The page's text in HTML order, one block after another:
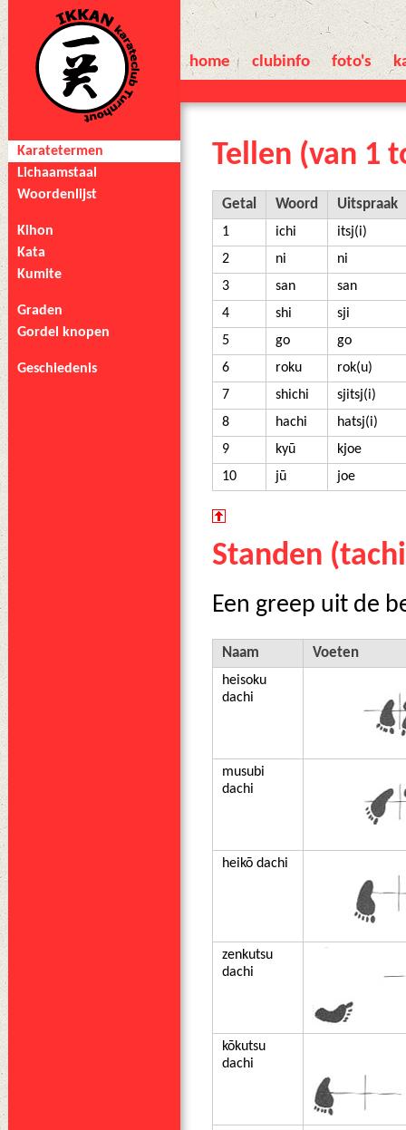
Tellen (van 1
Getal Woord Uitspraak
1 ichi
itsj(i)
2
ni
ni
3
san
san
4
shi
sji
5
go
go
6
roku
rok(u)
7
shichi
sjitsj(i)
8
hachi
hatsj(i)
9
kyū
kjoe
10
jū joe
Standen
Een greep uit de
Naam Voeten
heisoku
dachi
musubi
dachi
heikō dachi
zenkutsu
dachi
kōkutsu
dachi
Karatetermen
Lichaamstaal
Woordenlijst
Kihon
Kata
Kumite
Graden
Gordel knopen
Geschiedenis
home clubinfo foto's